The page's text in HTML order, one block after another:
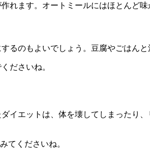
ます。オートミールにはほとんど
るのもよいでしょう。豆腐やごはん
ださいね。
イエットは、体を壊してしまったり
てくださいね。